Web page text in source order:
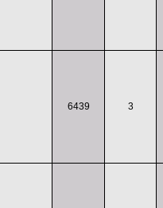
6439 3